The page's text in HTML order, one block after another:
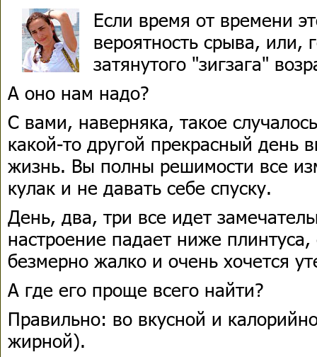
Если время от времени
вероятность срыва, или,
затянутого "зигзага"
А оно нам надо?
С вами, наверняка, такое
какой-то другой прекрасный день
жизнь. Вы полны решимости все
кулак и не давать себе спуску.
День, два, три все идет
настроение падает ниже плинтуса,
безмерно жалко и очень хочется
А где его проще всего найти?
Правильно: во вкусной и
жирной).